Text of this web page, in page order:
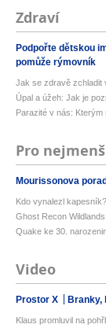
Zdraví
Podpořte dětskou
pomůže rýmovník
Jak se zdravě zchladit
Úpal a úžeh: Jak je
Parazité v nás: Kterým
Pro
Mourissonova
Kdo vynalezl
Ghost Recon
Quake ke 30.
Video
Prostor X Branky,
Klaus promluvil na